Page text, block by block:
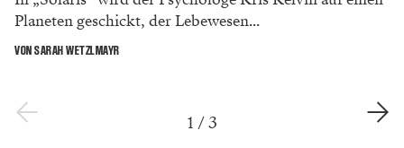
Planeten geschickt, der Lebewesen...
VON SARAH WETZLMAYR
1 /3